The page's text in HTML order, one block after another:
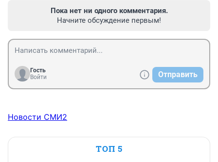
Пока нет ни одного комментария.
Начните обсуждение первым!
Гость
Войти
Отправить
Новости СМИ2
ТОП 5